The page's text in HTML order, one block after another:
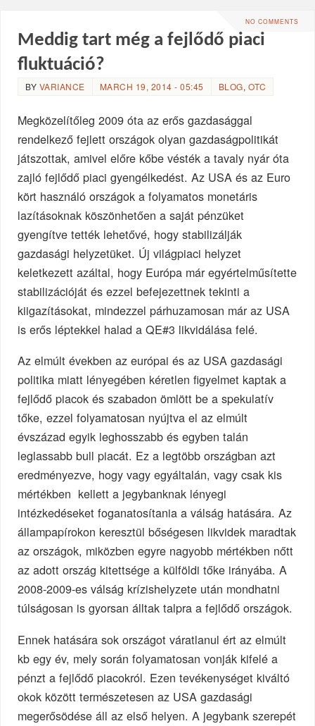
NO COMMENTS
Meddig tart még a fejlődő piaci
fluktuáció?
BY VARIANCE MARCH 19, 2014 - 05:45 BLOG, OTC
Megközelítőleg 2009 óta az erős gazdasággal
rendelkező fejlett országok olyan gazdaságpolitikát
játszottak, amivel előre kőbe vésték a tavaly nyár óta
zajló fejlődő piaci gyengélkedést. Az USA és az Euro
kört használó országok a folyamatos monetáris
lazításoknak köszönhetően a saját pénzüket
gyengítve tették lehetővé, hogy stabilizálják
gazdasági helyzetüket. Új világpiaci helyzet
keletkezett azáltal, hogy Európa már egyértelműsítette
stabilizációját és ezzel befejezettnek tekinti a
kiigazításokat, mindezzel párhuzamosan már az USA
is erős léptekkel halad a QE#3 likvidálása felé.
Az elmúlt években az európai és az USA gazdasági
politika miatt lényegében kéretlen figyelmet kaptak a
fejlődő piacok és szabadon ömlött be a spekulatív
tőke, ezzel folyamatosan nyújtva el az elmúlt
évszázad egyik leghosszabb és egyben talán
leglassabb bull piacát. Ez a legtöbb országban azt
eredményezve, hogy vagy egyáltalán, vagy csak kis
mértékben kellett a jegybanknak lényegi
intézkedéseket foganatosítania a válság hatására. Az
állampapírokon keresztül bőségesen likvidek maradtak
az országok, miközben egyre nagyobb mértékben nőtt
az adott ország kitettsége a külföldi tőke irányába. A
2008-2009-es válság krízishelyzete után mondhatni
túlságosan is gyorsan álltak talpra a fejlődő országok.
Ennek hatására sok országot váratlanul ért az elmúlt
kb egy év, mely során folyamatosan vonják kifelé a
pénzt a fejlődő piacokról. Ezen tevékenységet kiváltó
okok között természetesen az USA gazdasági
megerősödése áll az első helyen. A jegybank szerepét